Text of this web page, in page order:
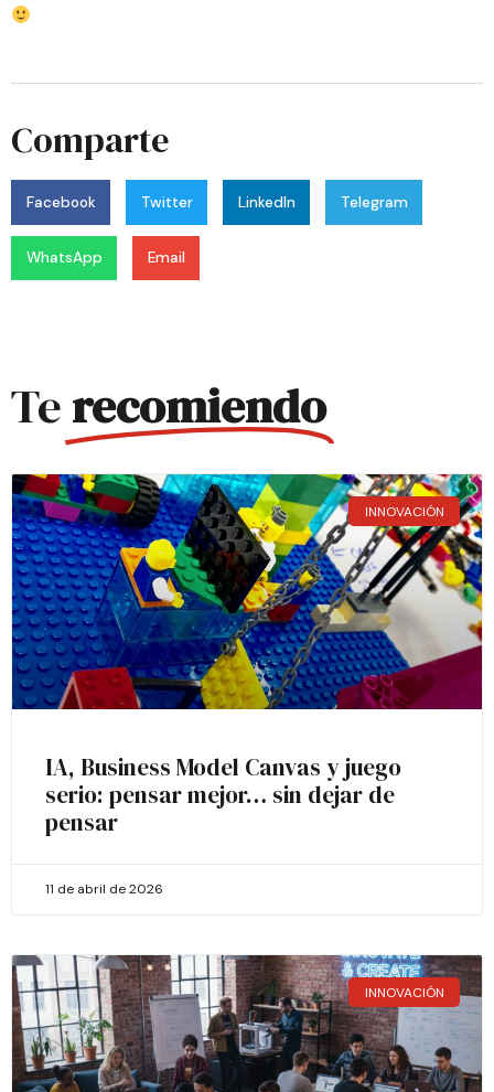
Comparte
Facebook Twitter LinkedIn Telegram
WhatsApp Email
Terecomiendo
INNOVACIÓN
IA, Business Model Canvas y juego
serio: pensar mejor… sin dejar de
pensar
11 de abril de 2026
INNOVACIÓN